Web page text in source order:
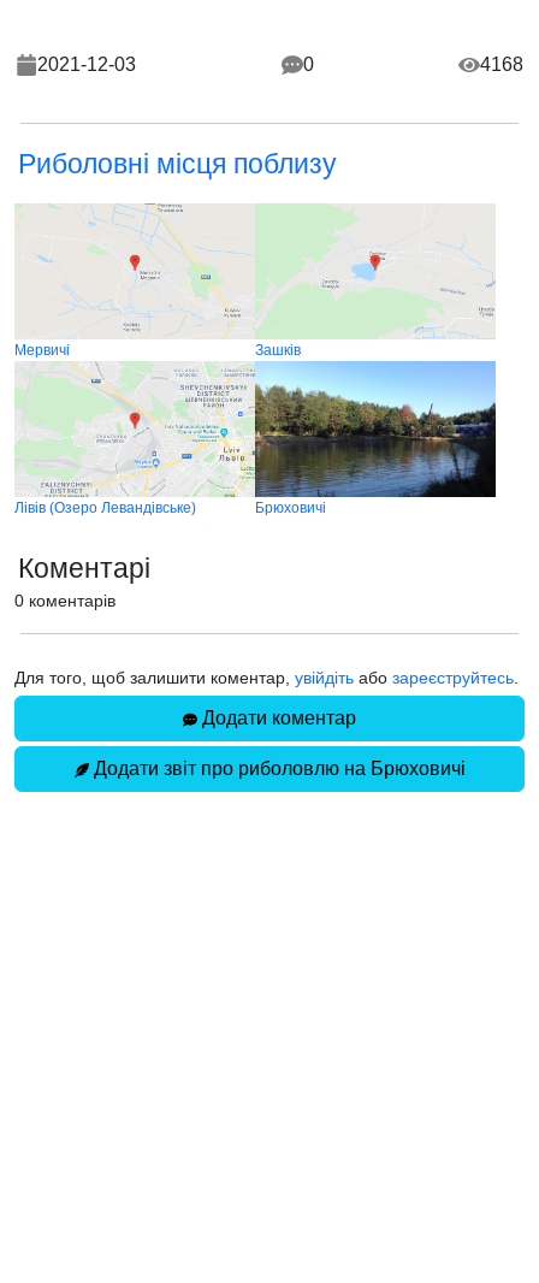
2021-12-03 0 4168
Риболовні місця поблизу
Мервичі Зашків
Лівів (Озеро Левандівське) Брюховичі
Коментарі
0 коментарів
Для того, щоб залишити коментар, увійдіть або зареєструйтесь
Додати коментар
Додати звіт про риболовлю на Брюховичі